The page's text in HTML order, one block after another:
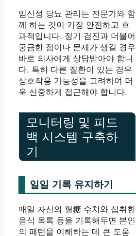
임신성 당뇨 관리는 전문가와 함
께 하는 것이 가장 안전하고 효
과적입니다. 정기 검진과 더불어
궁금한 점이나 문제가 생길 경우
바로 의사에게 상담받아야 합니
다. 특히 다른 질환이 있는 경우
상호작용 가능성을 고려하여 더
욱 신중하게 접근해야 합니다.
모니터링 및 피드
백 시스템 구축하
기
일일 기록 유지하기
매일 자신의 혈糖 수치와 섭취한
음식 목록 등을 기록해두면 본인
의 패턴을 이해하는 데 큰 도움